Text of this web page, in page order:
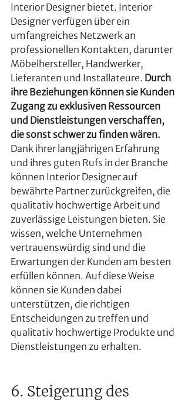
Interior Designer bietet. Interior
Designer verfügen über ein
umfangreiches Netzwerk an
professionellen Kontakten, darunter
Möbelhersteller, Handwerker,
Lieferanten und Installateure. Durch
ihre Beziehungen können sie Kunden
Zugang zu exklusiven Ressourcen
und Dienstleistungen verschaffen,
die sonst schwer zu finden wären.
Dank ihrer langjährigen Erfahrung
und ihres guten Rufs in der Branche
können Interior Designer auf
bewährte Partner zurückgreifen, die
qualitativ hochwertige Arbeit und
zuverlässige Leistungen bieten. Sie
wissen, welche Unternehmen
vertrauenswürdig sind und die
Erwartungen der Kunden am besten
erfüllen können. Auf diese Weise
können sie Kunden dabei
unterstützen, die richtigen
Entscheidungen zu treffen und
qualitativ hochwertige Produkte und
Dienstleistungen zu erhalten.
6. Steigerung des